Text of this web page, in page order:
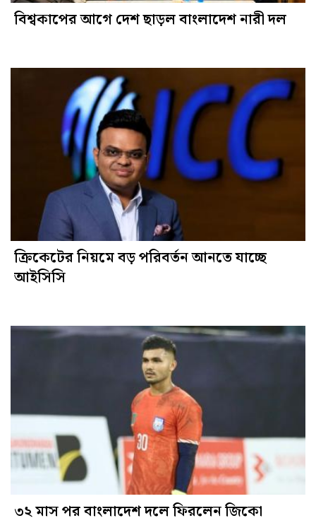
বিশ্বকাপের আগে দেশ ছাড়ল বাংলাদেশ নারী দল
ক্রিকেটের নিয়মে বড় পরিবর্তন আনতে যাচ্ছে
আইসিসি
৩২ মাস পর বাংলাদেশ দলে ফিরলেন জিকো